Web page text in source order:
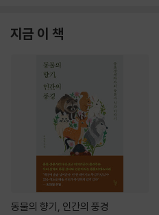
지금 이 책
동물의 향기, 인간의 풍경